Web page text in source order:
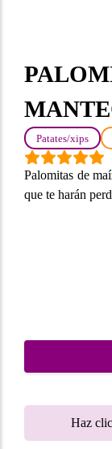
Patates/xips
Palomitas de
que te harán
Haz